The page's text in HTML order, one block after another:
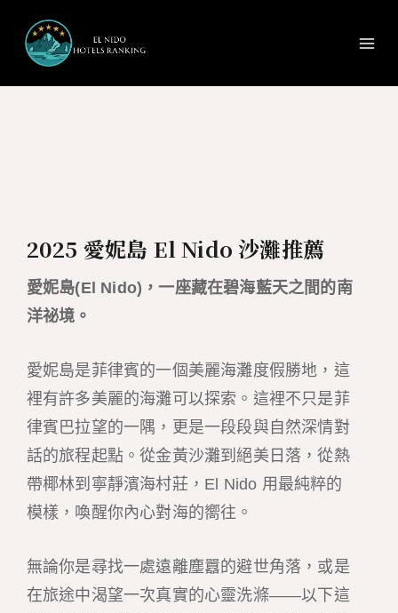
2025 愛妮島 El Nido 沙灘推薦
愛妮島(El Nido)，一座藏在碧海藍天之間的南
洋祕境。
愛妮島是菲律賓的一個美麗海灘度假勝地，這
裡有許多美麗的海灘可以探索。這裡不只是菲
律賓巴拉望的一隅，更是一段段與自然深情對
話的旅程起點。從金黃沙灘到絕美日落，從熱
帶椰林到寧靜濱海村莊，El Nido 用最純粹的
模樣，喚醒你內心對海的嚮往。
無論你是尋找一處遠離塵囂的避世角落，或是
在旅途中渴望一次真實的心靈洗滌——以下這